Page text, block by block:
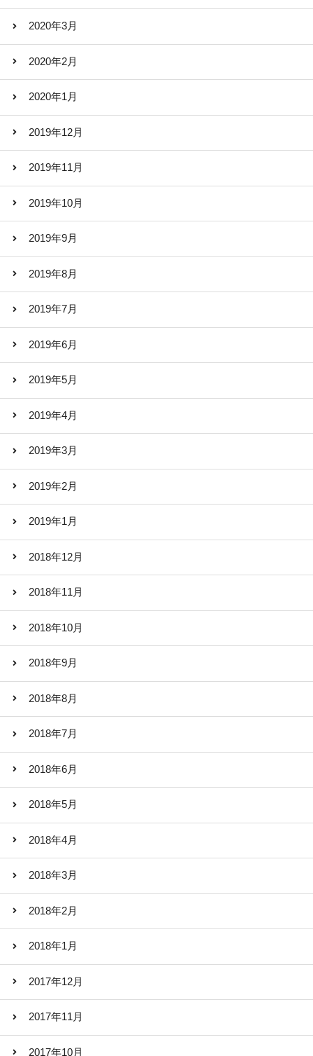
2020年3月
2020年2月
2020年1月
2019年12月
2019年11月
2019年10月
2019年9月
2019年8月
2019年7月
2019年6月
2019年5月
2019年4月
2019年3月
2019年2月
2019年1月
2018年12月
2018年11月
2018年10月
2018年9月
2018年8月
2018年7月
2018年6月
2018年5月
2018年4月
2018年3月
2018年2月
2018年1月
2017年12月
2017年11月
2017年10月